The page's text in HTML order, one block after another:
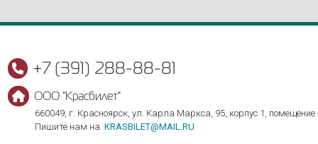
+7 (391) 288-88-81
ООО "Красбилет"
660049, г. Красноярск, ул. Карла Маркса, 95, корпус 1, помещение
Пишите нам на KRASBILET@MAIL.RU